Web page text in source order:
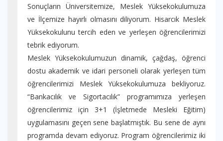
Sonuçların Üniversitemize, Meslek Yüksekokulumuza
ve İlçemize hayırlı olmasını diliyorum. Hisarcık Meslek
Yüksekokulunu tercih eden ve yerleşen öğrencilerimizi
tebrik ediyorum.
Meslek Yüksekokulumuzun dinamik, çağdaş, öğrenci
dostu akademik ve idari personeli olarak yerleşen tüm
öğrencilerimizi Meslek Yüksekokulumuza bekliyoruz.
“Bankacılık ve Sigortacılık” programımıza yerleşen
öğrencilerimiz için 3+1 (İşletmede Mesleki Eğitim)
uygulamasını geçen sene başlatmıştık. Bu sene de aynı
programda devam ediyoruz. Program öğrencilerimiz iki